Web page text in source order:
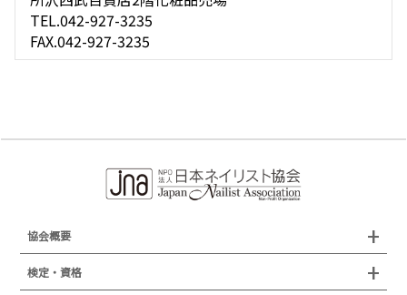
TEL.042-927-3235
FAX.042-927-3235
協会概要
組織概要
検定・資格